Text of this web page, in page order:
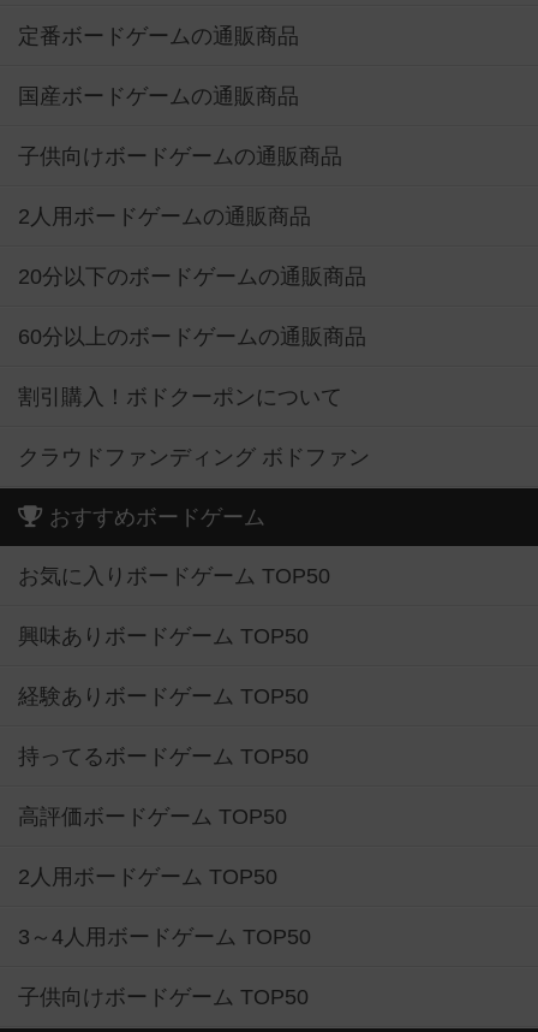
定番ボードゲームの通販商品
国産ボードゲームの通販商品
子供向けボードゲームの通販商品
2人用ボードゲームの通販商品
20分以下のボードゲームの通販商品
60分以上のボードゲームの通販商品
割引購入！ボドクーポンについて
クラウドファンディング ボドファン
おすすめボードゲーム
お気に入りボードゲーム TOP50
興味ありボードゲーム TOP50
経験ありボードゲーム TOP50
持ってるボードゲーム TOP50
高評価ボードゲーム TOP50
2人用ボードゲーム TOP50
3～4人用ボードゲーム TOP50
子供向けボードゲーム TOP50